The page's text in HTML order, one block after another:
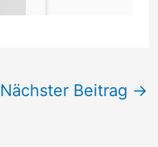
Nächster Beitrag →